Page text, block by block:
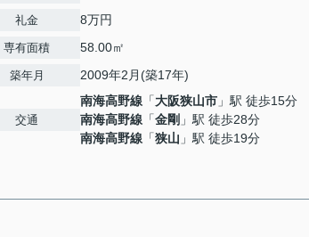
礼金 8万円
専有面積 58.00㎡
築年月 2009年2月(築17年)
交通
南海高野線 「大阪狭山市 」駅 徒歩15分
南海高野線 「金剛 」駅 徒歩28分
南海高野線 「狭山 」駅 徒歩19分